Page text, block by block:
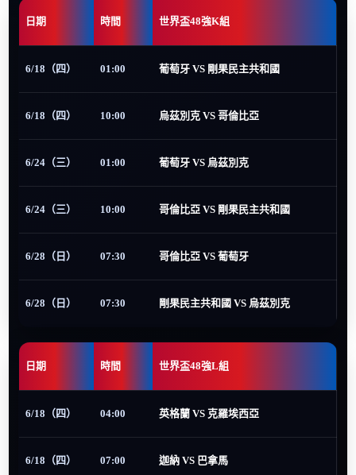
日期 時間 世界盃48強K組
6/18（四） 01:00 葡萄牙 VS 剛果民主共和國
6/18（四） 10:00 烏茲別克 VS 哥倫比亞
6/24（三） 01:00 葡萄牙 VS 烏茲別克
6/24（三） 10:00 哥倫比亞 VS 剛果民主共和國
6/28（日） 07:30 哥倫比亞 VS 葡萄牙
6/28（日） 07:30 剛果民主共和國 VS 烏茲別克
日期 時間 世界盃48強L組
6/18（四） 04:00 英格蘭 VS 克羅埃西亞
6/18（四） 07:00 迦納 VS 巴拿馬